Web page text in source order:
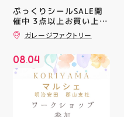
ぷっくりシールSALE開
催中 3点以上お買い上げ
で全品10%OFF!! ️1枚売
りのステッカーは対象外️
の機会に色んなジャンル
のシールを 買ってみて
くださいね 郡山駅前 ア
ティ郡山4F “ガレージフ
ァクトリー”へ遊びに来
てね️‍️‍️‍ #福島 #郡山 #郡山
ガレージファクトリー
08.04